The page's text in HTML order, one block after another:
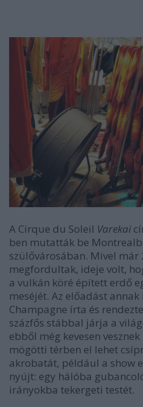
A Cirque du Soleil Varekai
ben mutatták be
szülővárosában. Mivel már
megfordultak, ideje volt,
a vulkán köré épített erdő
meséjét. Az előadást
Champagne írta és
százfős stábbal járja a
ebből még kevesen
mögötti térben el lehet
akrobatát, például a show
nyújt: egy hálóba
irányokba tekergeti testét.